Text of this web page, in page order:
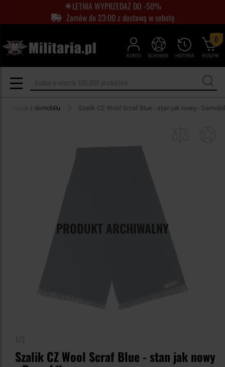
LETNIA WYPRZEDAŻ DO -50%
Zamów do 23:00 z dostawą w sobotę
KONTO HISTORIA
SCHOWEK KOSZYK
0
z demobilu Szalik CZ Wool Scraf Blue - stan jak nowy - Demobil
PRODUKT ARCHIWALNY
Szalik CZ Wool Scraf Blue - stan jak nowy